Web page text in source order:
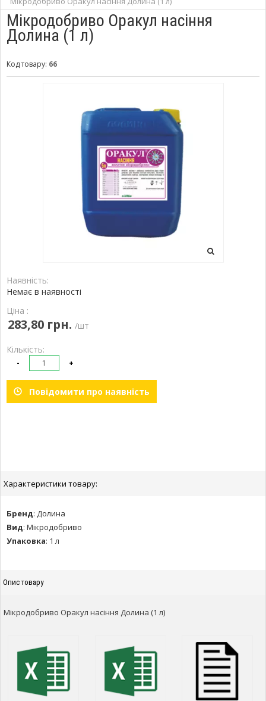
Мікродобриво Оракул насіння
Долина (1 л)
Код товару: 66
Наявність:
Немає в наявності
Ціна :
283,80 грн. /шт
Кількість:
- +
Повідомити про наявність
Характеристики товару:
Бренд: Долина
Вид: Мікродобриво
Упаковка: 1 л
Опис товару
Мікродобриво Оракул насіння Долина (1 л)